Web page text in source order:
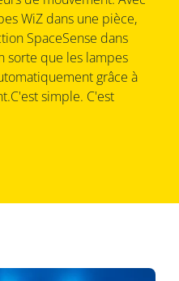
WiZ dans une pièce,
SpaceSense dans
sorte que les lampes
grâce à
simple. C'est